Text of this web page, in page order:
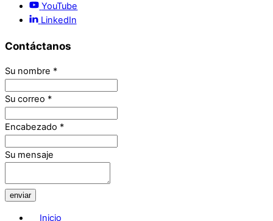
YouTube
LinkedIn
Contáctanos
Su nombre *
Su correo *
Encabezado *
Su mensaje
enviar
Inicio